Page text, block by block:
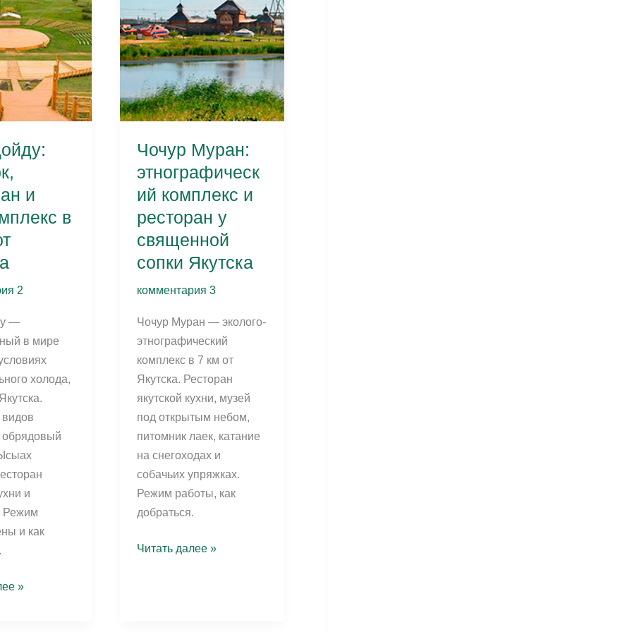
цены
и
советы
2026
и
в
2
—
в мире
холода,
и
Режим
и как
»
Чочур Муран:
этнографическ
ий комплекс и
ресторан у
священной
сопки Якутска
комментария 3
Чочур Муран — эколого-
этнографический
комплекс в 7 км от
Якутска. Ресторан
якутской кухни, музей
под открытым небом,
питомник лаек, катание
на снегоходах и
собачьих упряжках.
Режим работы, как
добраться.
Чочур
Читать далее »